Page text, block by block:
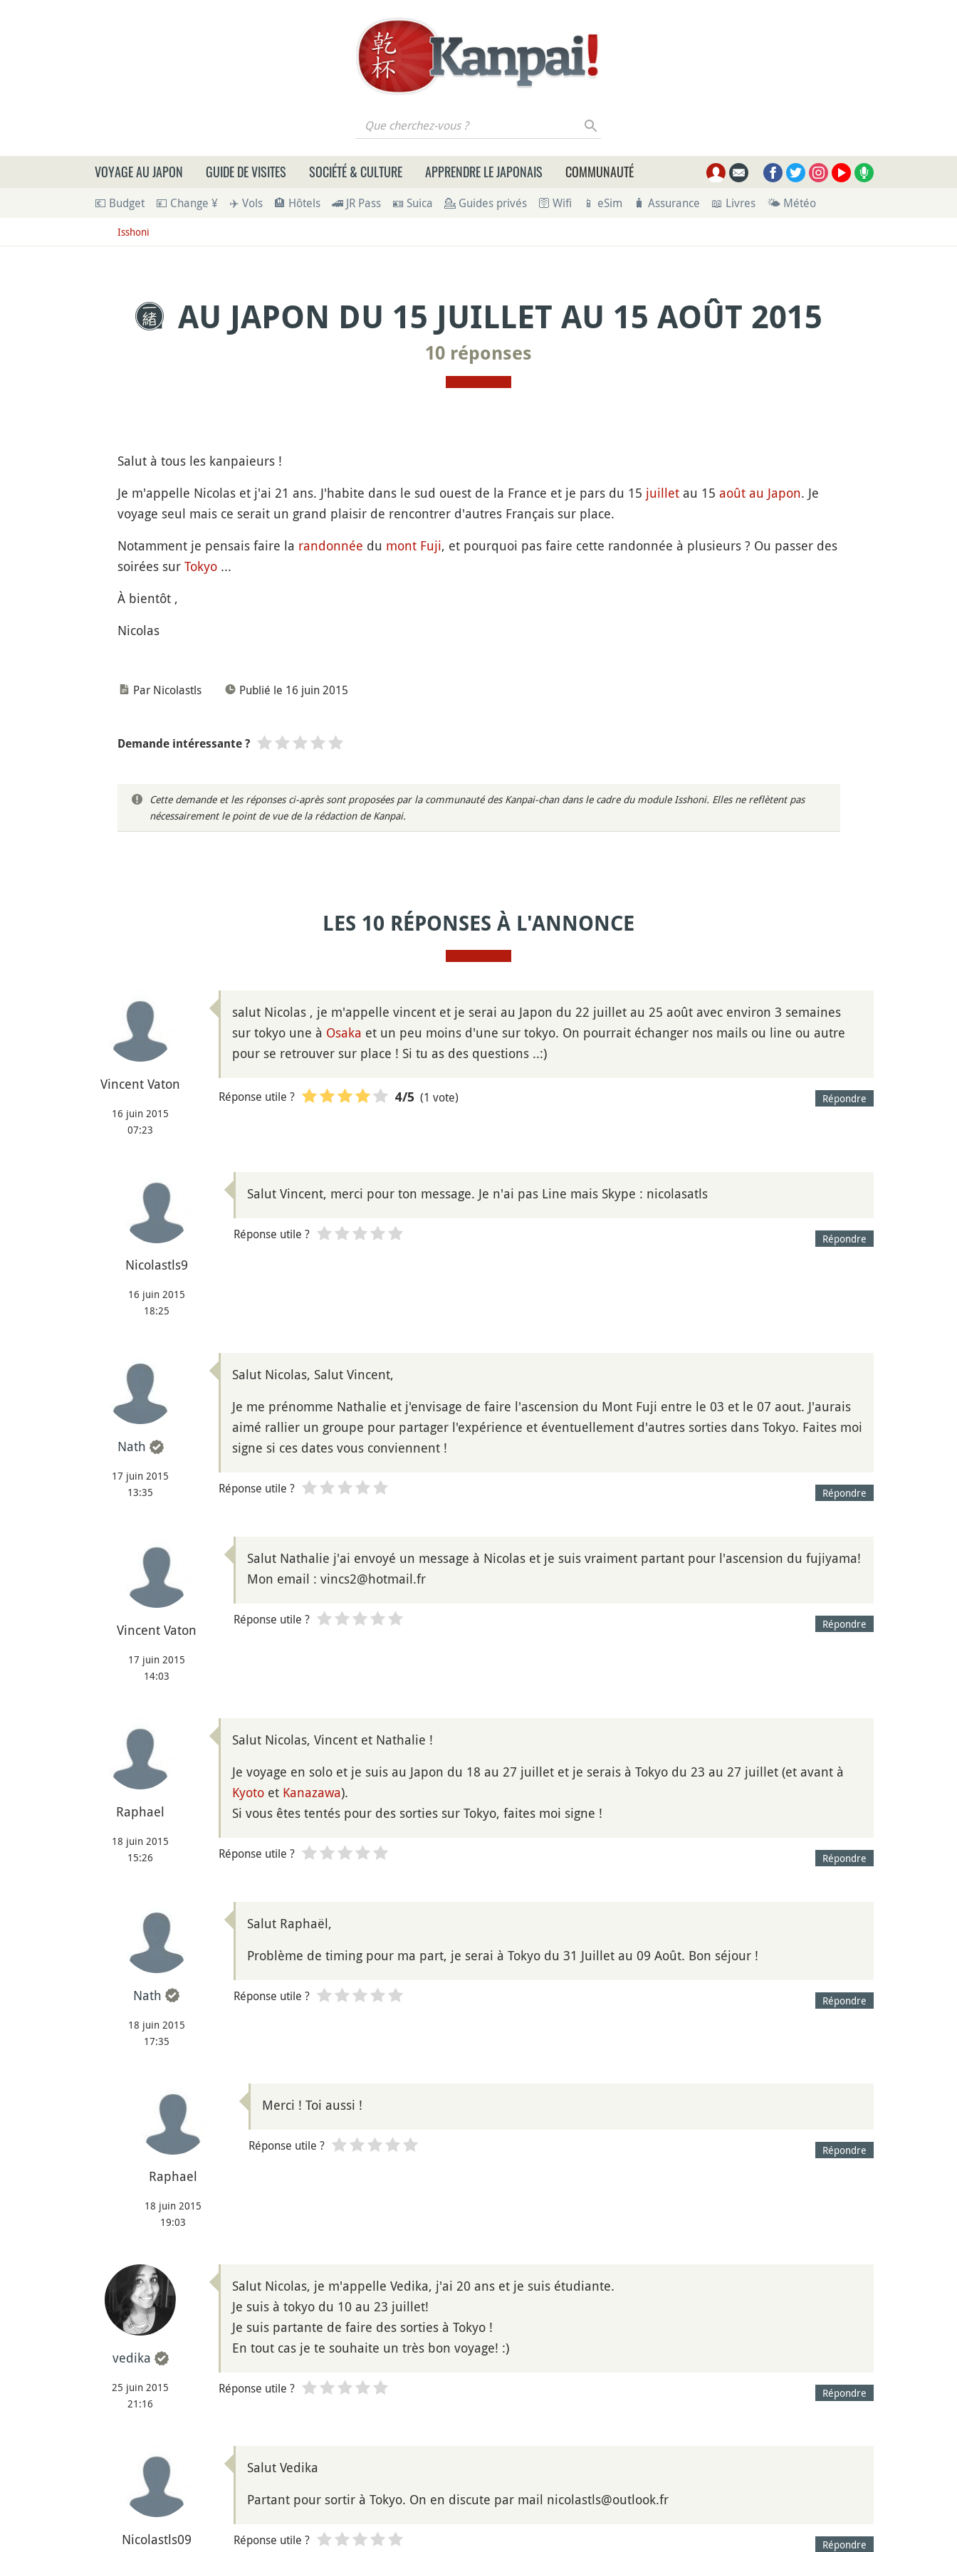
Que cherchez-vous ?
VOYAGE AU JAPON GUIDE DE VISITES SOCIÉTÉ & CULTURE APPRENDRE LE JAPONAIS COMMUNAUTÉ
💶 Budget 💴 Change ¥ ✈️ Vols 🏨 Hôtels 🚄 JR Pass 🪪 Suica 💁 Guides privés 🛜 Wifi 📱 eSim 🧳 Assurance 📖 Livres 🌤 Météo
Isshoni
AU JAPON DU 15 JUILLET AU 15 AOÛT 2015
10 réponses
Salut à tous les kanpaieurs !
Je m'appelle Nicolas et j'ai 21 ans. J'habite dans le sud ouest de la France et je pars du 15 juilletau 15 août au Japon. Je
voyage seul mais ce serait un grand plaisir de rencontrer d'autres Français sur place.
Notamment je pensais faire la randonnée du mont Fuji, et pourquoi pas faire cette randonnée à plusieurs ? Ou passer des
soirées sur Tokyo...
À bientôt ,
Nicolas
Par Nicolastls Publié le 16 juin 2015
Demande intéressante ?
Cette demande et les réponses ci-après sont proposées par la communauté des Kanpai-chan dans le cadre du module Isshoni. Elles ne reflètent pas
nécessairement le point de vue de la rédaction de Kanpai.
LES 10 RÉPONSES À L'ANNONCE
Vincent Vaton
16 juin 2015
07:23
salut Nicolas , je m'appelle vincent et je serai au Japon du 22 juillet au 25 août avec environ 3 semaines
sur tokyo une à Osaka et un peu moins d'une sur tokyo. On pourrait échanger nos mails ou line ou autre
pour se retrouver sur place ! Si tu as des questions ..:)
Répondre
Réponse utile ? 4/5 (1 vote)
Nicolastls9
16 juin 2015
18:25
Salut Vincent, merci pour ton message. Je n'ai pas Line mais Skype : nicolasatls
Répondre
Réponse utile ?
Nath
17 juin 2015
13:35
Salut Nicolas, Salut Vincent,
Je me prénomme Nathalie et j'envisage de faire l'ascension du Mont Fuji entre le 03 et le 07 aout. J'aurais
aimé rallier un groupe pour partager l'expérience et éventuellement d'autres sorties dans Tokyo. Faites moi
signe si ces dates vous conviennent !
Répondre
Réponse utile ?
Vincent Vaton
17 juin 2015
14:03
Salut Nathalie j'ai envoyé un message à Nicolas et je suis vraiment partant pour l'ascension du fujiyama!
Mon email : vincs2@hotmail.fr
Répondre
Réponse utile ?
Raphael
18 juin 2015
15:26
Salut Nicolas, Vincent et Nathalie !
Je voyage en solo et je suis au Japon du 18 au 27 juillet et je serais à Tokyo du 23 au 27 juillet (et avant à
Kyoto et Kanazawa).
Si vous êtes tentés pour des sorties sur Tokyo, faites moi signe !
Répondre
Réponse utile ?
Nath
18 juin 2015
17:35
Salut Raphaël,
Problème de timing pour ma part, je serai à Tokyo du 31 Juillet au 09 Août. Bon séjour !
Répondre
Réponse utile ?
Raphael
18 juin 2015
19:03
Merci ! Toi aussi !
Répondre
Réponse utile ?
vedika
25 juin 2015
21:16
Salut Nicolas, je m'appelle Vedika, j'ai 20 ans et je suis étudiante.
Je suis à tokyo du 10 au 23 juillet!
Je suis partante de faire des sorties à Tokyo !
En tout cas je te souhaite un très bon voyage! :)
Répondre
Réponse utile ?
Nicolastls09
Salut Vedika
Partant pour sortir à Tokyo. On en discute par mail nicolastls@outlook.fr
Répondre
Réponse utile ?